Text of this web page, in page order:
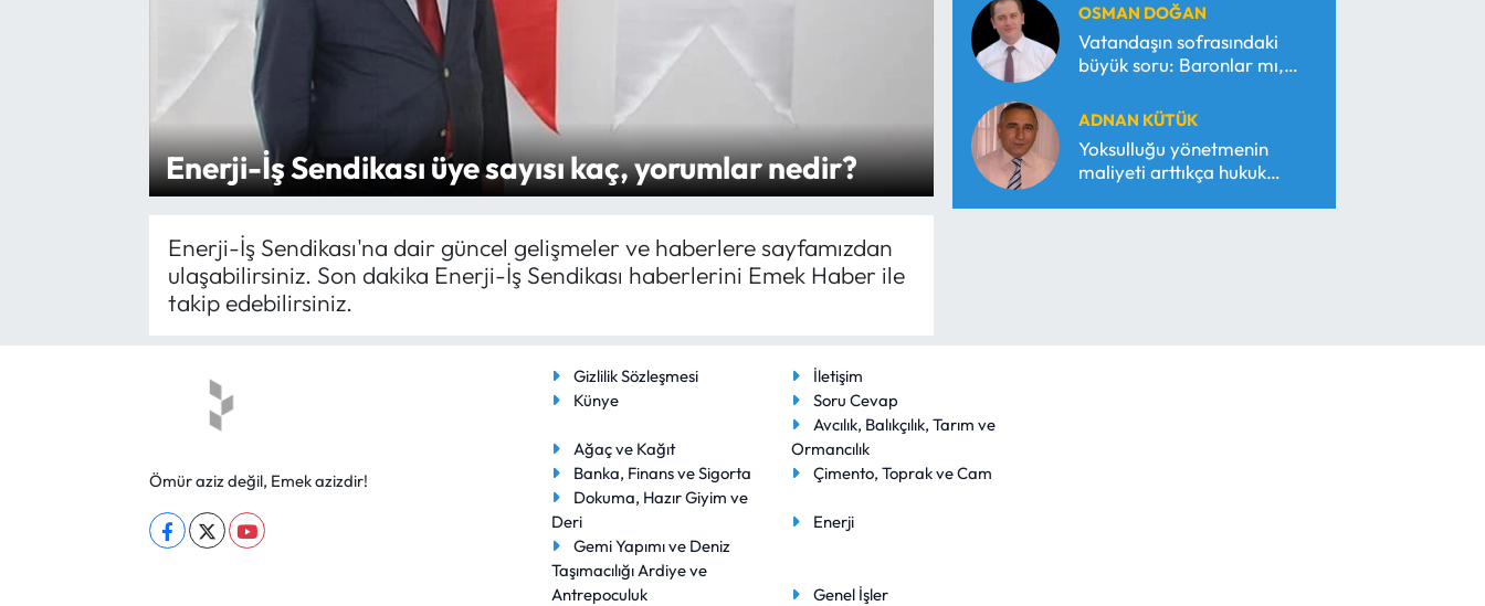
Enerji-İş Sendikası üye sayısı kaç, yorumlar nedir?
Enerji-İş Sendikası'na dair güncel gelişmeler ve haberlere sayfamızdan
ulaşabilirsiniz. Son dakika Enerji-İş Sendikası haberlerini Emek Haber ile
takip edebilirsiniz.
OSMAN DOĞAN
Vatandaşın sofrasındaki
büyük soru: Baronlar mı,
ADNAN KÜTÜK
Yoksulluğu yönetmenin
maliyeti arttıkça hukuk
Ömür aziz değil, Emek azizdir!
Gizlilik Sözleşmesi
İletişim
Künye
Soru Cevap
Ağaç ve Kağıt
Avcılık, Balıkçılık, Tarım ve
Ormancılık
Banka, Finans ve Sigorta
Çimento, Toprak ve Cam
Dokuma, Hazır Giyim ve
Deri
Enerji
Gemi Yapımı ve Deniz
Taşımacılığı Ardiye ve
Antrepoculuk
Genel İşler
Araştırma-Rapor